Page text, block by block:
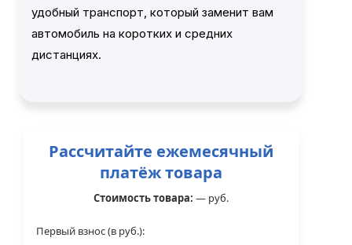
удобный транспорт, который заменит вам
автомобиль на коротких и средних
дистанциях.
Рассчитайте ежемесячный
платёж товара
Стоимость товара: — руб.
Первый взнос (в руб.):